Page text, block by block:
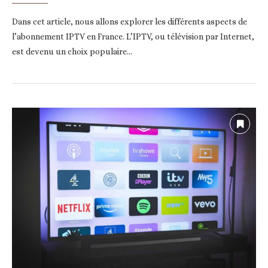
Dans cet article, nous allons explorer les différents aspects de
l’abonnement IPTV en France. L’IPTV, ou télévision par Internet,
est devenu un choix populaire…